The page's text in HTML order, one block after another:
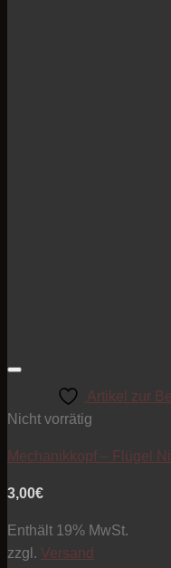
Artikel zur
Nicht vorrätig
Mechanikkopf – Flügel
3,00€
Enthält 19% MwSt.
zzgl. Versand